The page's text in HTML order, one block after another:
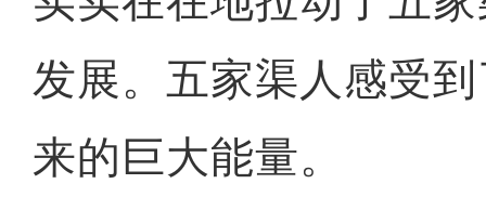
发展。五家渠人感受
来的巨大能量。